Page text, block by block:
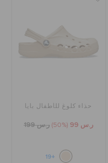
حذاء كلوغ للأطفال بايا
ر.س 99 (50%) ر.س 199
+19